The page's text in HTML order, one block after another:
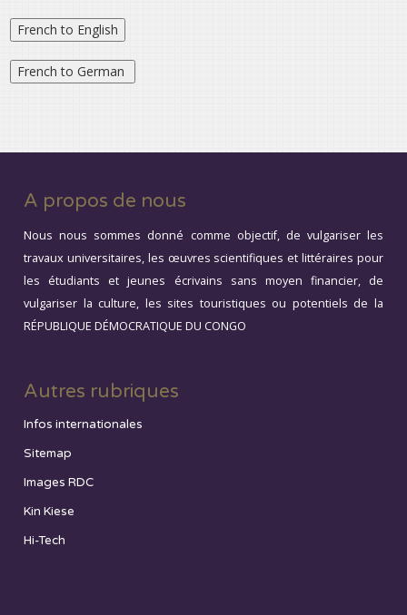
A propos de nous
Nous nous sommes donné comme objectif, de vulgariser les
travaux universitaires, les œuvres scientifiques et littéraires pour
les étudiants et jeunes écrivains sans moyen financier, de
vulgariser la culture, les sites touristiques ou potentiels de la
RÉPUBLIQUE DÉMOCRATIQUE DU CONGO
Autres rubriques
Infos internationales
Sitemap
Images RDC
Kin Kiese
Hi-Tech